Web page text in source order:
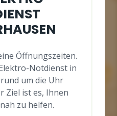
Öffnungszeiten.
Notdienst in
um die Uhr
Ziel ist es, Ihnen
zu helfen.